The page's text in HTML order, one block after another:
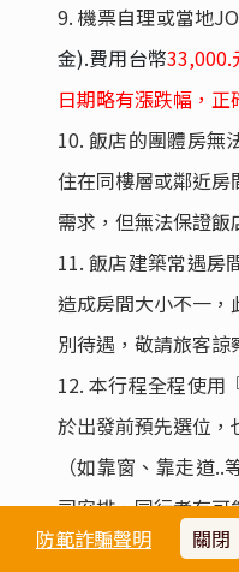
防範詐騙聲明 關閉
9. 機票自理或當地
金).費用台幣33,000.
日期略有漲跌幅，
10.飯店的團體房無
住在同樓層或鄰近房
需求，但無法保證飯
11.飯店建築常遇房
造成房間大小不一，
別待遇，敬請旅客諒
12.本行程全程使用
於出發前預先選位，
（如靠窗、靠走道
司安排，同行者有
貴賓見諒。